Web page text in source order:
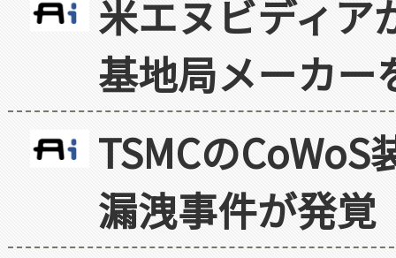
米エヌビディア
基地局メーカー
TSMCの
漏洩事件が発覚